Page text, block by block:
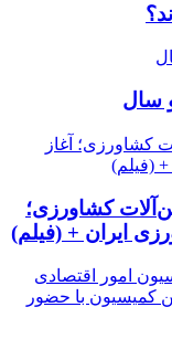
سال
کشاورزی؛
ایران + (فیلم)